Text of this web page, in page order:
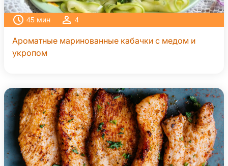
45 мин 4
Ароматные маринованные кабачки с медом и
укропом